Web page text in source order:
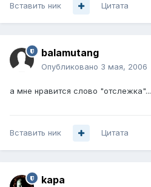
Вставить ник Цитата
balamutang
Опубликовано 3 мая, 2006
а мне нравится слово "отслежка"...
Вставить ник Цитата
kapa